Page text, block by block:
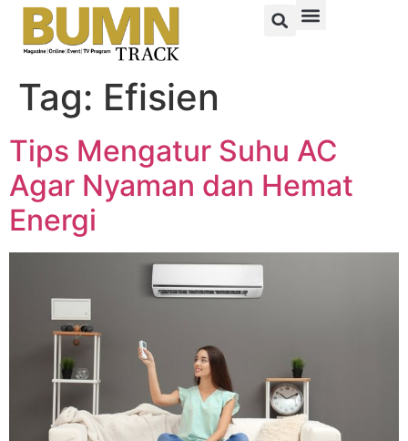
Tag: Efisien
Tips Mengatur Suhu AC
Agar Nyaman dan Hemat
Energi